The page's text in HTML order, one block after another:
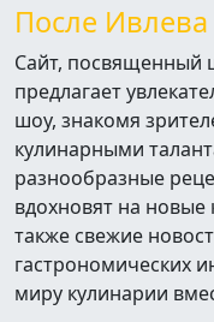
После Ивлева
Сайт, посвященный
предлагает
шоу, знакомя
кулинарными
разнообразные
вдохновят на
также свежие
гастрономических
миру кулинарии